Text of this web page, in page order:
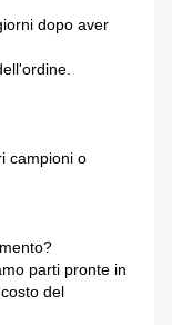
dopo aver
campioni o
parti pronte in
del